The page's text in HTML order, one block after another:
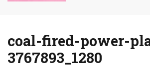
coal-fired-power-
3767893_1280